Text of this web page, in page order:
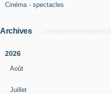
Cinéma - spectacles
Archives
2026
Août
Juillet